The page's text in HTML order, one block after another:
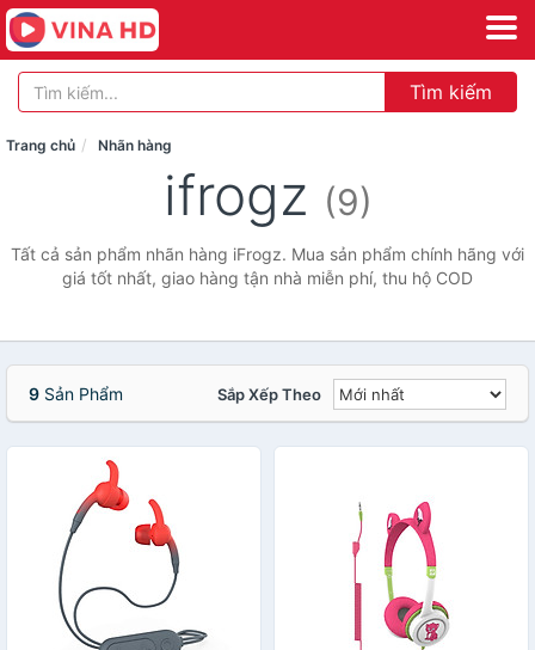
Tìm kiếm
Trang chủ Nhãn hàng
ifrogz (9)
Tất cả sản phẩm nhãn hàng iFrogz. Mua sản phẩm chính hãng với
giá tốt nhất, giao hàng tận nhà miễn phí, thu hộ COD
9 Sản Phẩm Sắp Xếp Theo